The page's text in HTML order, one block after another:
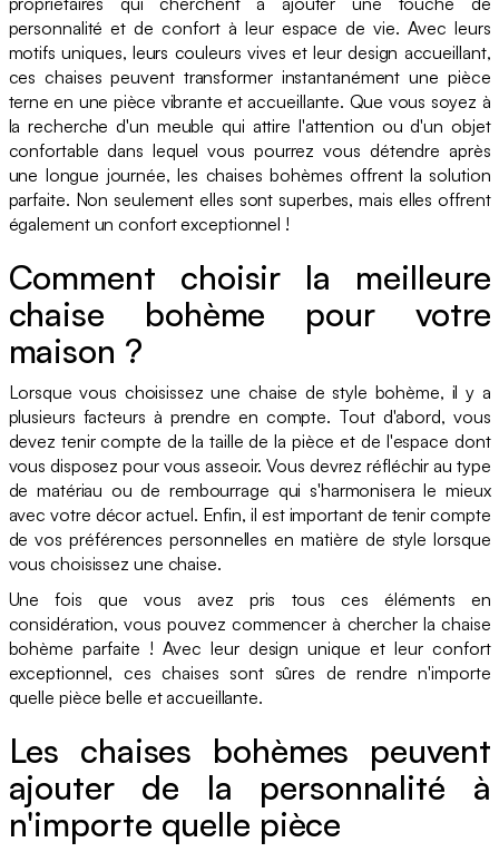
personnalité et de confort à leur espace de vie. Avec leurs
motifs uniques, leurs couleurs vives et leur design accueillant,
ces chaises peuvent transformer instantanément une pièce
terne en une pièce vibrante et accueillante. Que vous soyez à
la recherche d'un meuble qui attire l'attention ou d'un objet
confortable dans lequel vous pourrez vous détendre après
une longue journée, les chaises bohèmes offrent la solution
parfaite. Non seulement elles sont superbes, mais elles offrent
également un confort exceptionnel !
Comment choisir la meilleure
chaise bohème pour votre
maison ?
Lorsque vous choisissez une chaise de style bohème, il y a
plusieurs facteurs à prendre en compte. Tout d'abord, vous
devez tenir compte de la taille de la pièce et de l'espace dont
vous disposez pour vous asseoir. Vous devrez réfléchir au type
de matériau ou de rembourrage qui s'harmonisera le mieux
avec votre décor actuel. Enfin, il est important de tenir compte
de vos préférences personnelles en matière de style lorsque
vous choisissez une chaise.
Une fois que vous avez pris tous ces éléments en
considération, vous pouvez commencer à chercher la chaise
bohème parfaite ! Avec leur design unique et leur confort
exceptionnel, ces chaises sont sûres de rendre n'importe
quelle pièce belle et accueillante.
Les chaises bohèmes peuvent
ajouter de la personnalité à
n'importe quelle pièce